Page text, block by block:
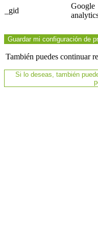
_gid
Google
Guardar mi configuración de
También puedes continuar
Si lo deseas, también